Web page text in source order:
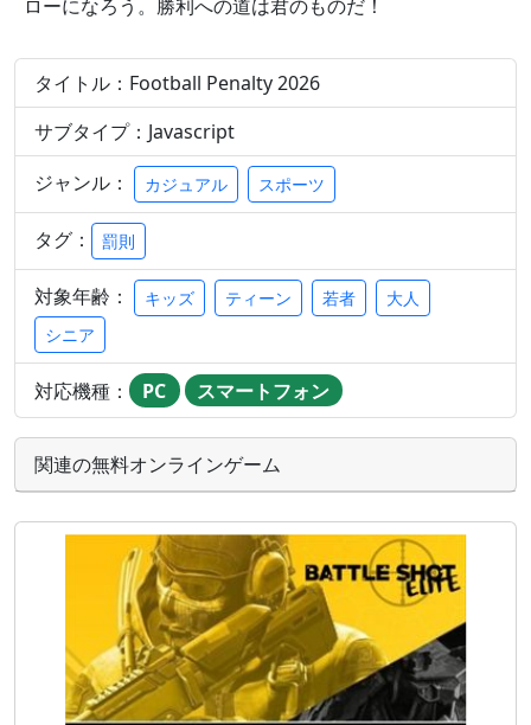
ローになろう。勝利への道は君のものだ！
タイトル：Football Penalty 2026
サブタイプ：Javascript
ジャンル：
カジュアル スポーツ
タグ： 罰則
対象年齢： キッズ ティーン 若者
大人
シニア
対応機種： PC スマートフォン
関連の無料オンラインゲーム